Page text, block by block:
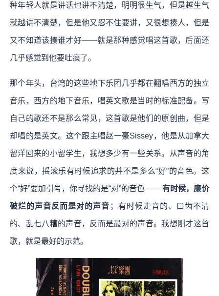
种年轻人就是讲话也讲不清楚，明明很生气，但是越生气
就越讲不清楚，但是他又忍不住要讲，又很想揍人，但是
又不知道该揍谁才好——就是那种感觉唱这首歌，后面还
几乎感觉到他要吐痰了。
那个年头，台湾的这些地下乐团几乎都在翻唱西方的独立
音乐，西方的地下音乐，唱英文歌是当时的标准配备。写
自己的歌还不是那么常见，这首歌是他们的原创曲，但是
却唱的是英文。这个跟主唱赵一豪Sissey，他是从加拿大
留洋回来的小留学生，我想多少有一些关系。从声音的角
度来说，摇滚乐有时候追求的并不是多么“好”的音色。这
个“好”要加引号，你寻找的是“对”的音色—— 有时候，廉价
破烂的声音反而是对的声音 ；有时候走音的、口齿不清
的、乱七八糟的声音，反而是最对的声音。我想刚才这首
歌，就是最好的示范。